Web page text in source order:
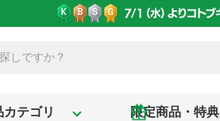
カテゴリ 限定商品・特典